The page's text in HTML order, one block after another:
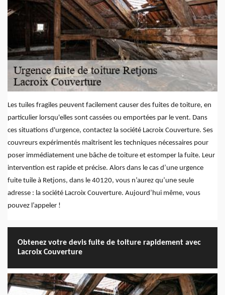
Les tuiles fragiles peuvent facilement causer des fuites de toiture, en
particulier lorsqu'elles sont cassées ou emportées par le vent. Dans
ces situations d'urgence, contactez la société Lacroix Couverture. Ses
couvreurs expérimentés maîtrisent les techniques nécessaires pour
poser immédiatement une bâche de toiture et estomper la fuite. Leur
intervention est rapide et précise. Alors dans le cas d’une urgence
fuite tuile à Retjons, dans le 40120, vous n’aurez qu’une seule
adresse : la société Lacroix Couverture. Aujourd’hui même, vous
pouvez l’appeler !
Obtenez votre devis fuite de toiture rapidement avec
Lacroix Couverture